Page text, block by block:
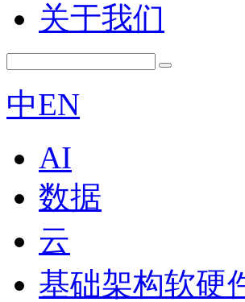
关于我们
中EN
AI
数据
云
基础架构软硬